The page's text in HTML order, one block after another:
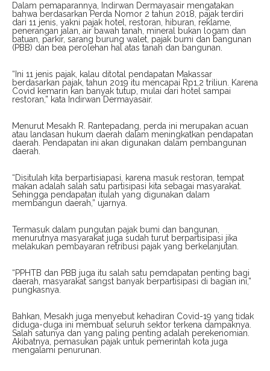
Dalam pemaparannya, Indirwan Dermayasair mengatakan
bahwa berdasarkan Perda Nomor 2 tahun 2018, pajak terdiri
dari 11 jenis, yakni pajak hotel, restoran, hiburan, reklame,
penerangan jalan, air bawah tanah, mineral bukan logam dan
batuan, parkir, sarang burung walet, pajak bumi dan bangunan
(PBB) dan bea perolehan hal atas tanah dan bangunan.
“Ini 11 jenis pajak, kalau ditotal pendapatan Makassar
berdasarkan pajak, tahun 2019 itu mencapai Rp1,2 triliun. Karena
Covid kemarin kan banyak tutup, mulai dari hotel sampai
restoran,” kata Indirwan Dermayasair.
Menurut Mesakh R. Rantepadang, perda ini merupakan acuan
atau landasan hukum daerah dalam meningkatkan pendapatan
daerah. Pendapatan ini akan digunakan dalam pembangunan
daerah.
“Disitulah kita berpartisiapasi, karena masuk restoran, tempat
makan adalah salah satu partisipasi kita sebagai masyarakat.
Sehingga pendapatan itulah yang digunakan dalam
membangun daerah,” ujarnya.
Termasuk dalam pungutan pajak bumi dan bangunan,
menurutnya masyarakat juga sudah turut berpartisipasi jika
melakukan pembayaran retribusi pajak yang berkelanjutan.
“PPHTB dan PBB juga itu salah satu pemdapatan penting bagi
daerah, masyarakat sangst banyak berpartisipasi di bagian ini,”
pungkasnya.
Bahkan, Mesakh juga menyebut kehadiran Covid-19 yang tidak
diduga-duga ini membuat seluruh sektor terkena dampaknya.
Salah satunya dan yang paling penting adalah perekenomian.
Akibatnya, pemasukan pajak untuk pemerintah kota juga
mengalami penurunan.